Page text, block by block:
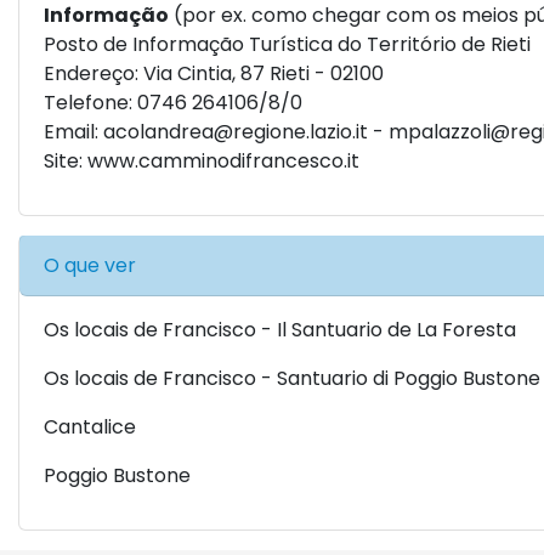
Informação (por ex. como chegar com os meios
Posto de Informação Turística do Território de Rieti
Endereço: Via Cintia, 87 Rieti - 02100
Telefone: 0746 264106/8/0
Email: acolandrea@regione.lazio.it -
Site: www.camminodifrancesco.it
O que ver
Os locais de Francisco - Il Santuario de La Foresta
Os locais de Francisco - Santuario di Poggio Bustone
Cantalice
Poggio Bustone